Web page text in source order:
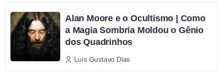
Alan Moore e o Ocultismo | Como
a Magia Sombria Moldou o Gênio
dos Quadrinhos
Luís Gustavo Dias